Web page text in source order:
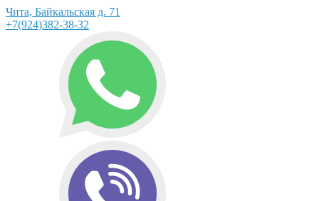
Чита, Байкальская д. 71
+7(924)382-38-32